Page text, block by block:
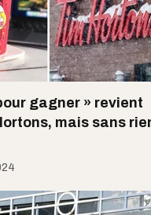
gagner » revient
mais sans